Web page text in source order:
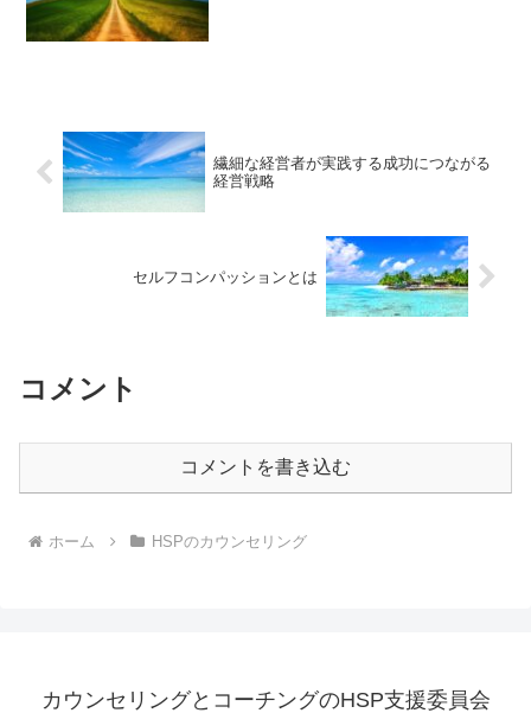
繊細な経営者が実践する成功につながる
経営戦略
セルフコンパッションとは
コメント
コメントを書き込む
ホーム HSPのカウンセリング
カウンセリングとコーチングのHSP支援委員会